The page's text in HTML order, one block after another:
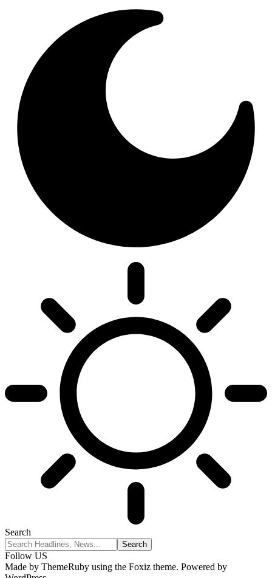
Search
Follow US
Made by ThemeRuby using the Foxiz theme. Powered by